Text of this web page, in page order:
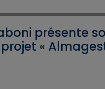
présente
«